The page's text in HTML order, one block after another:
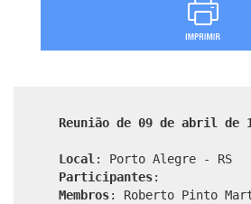
Reunião de 09 de abril de
Local : Porto Alegre - RS
Participantes:
Membros: Roberto Pinto